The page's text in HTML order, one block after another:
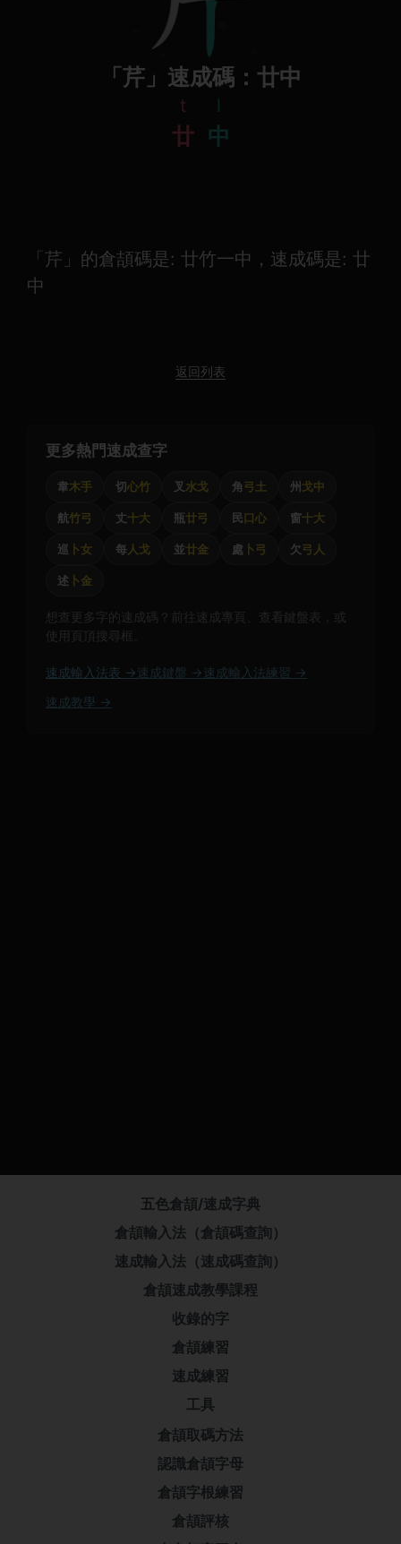
「芹」速成碼：廿中
t
廿
l
中
「芹」的倉頡碼是: 廿竹一中，速成碼是: 廿
中
返回列表
更多熱門速成查字
韋木手 切心竹 叉 水戈 角弓土 州 戈中
航竹弓 丈十大 瓶廿弓 民口心 窗十大
巡 卜女 每人戈 並廿金 處 卜弓 欠弓人
述 卜金
想查更多字的速成碼？前往速成專頁、查看鍵盤表，或
使用頁頂搜尋框。
速成輸入法表 → 速成鍵盤 → 速成輸入法練習 →
速成教學 →
五色倉頡/速成字典
倉頡輸入法（倉頡碼查詢）
速成輸入法（速成碼查詢）
倉頡速成教學課程
收錄的字
倉頡練習
速成練習
工具
倉頡取碼方法
認識倉頡字母
倉頡字根練習
倉頡評核